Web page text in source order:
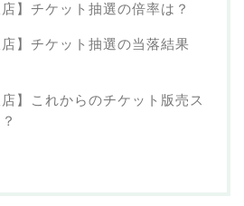
店】チケット抽選の倍率は？
店】チケット抽選の当落結果
店】これからのチケット版売ス